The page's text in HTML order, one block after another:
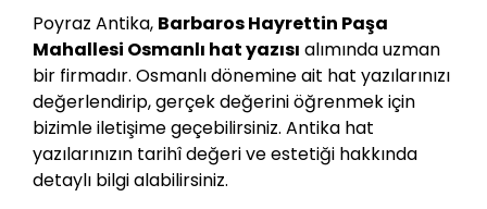
Poyraz Antika, Barbaros Hayrettin Paşa
Mahallesi Osmanlı hat yazısı alımında uzman
bir firmadır. Osmanlı dönemine ait hat yazılarınızı
değerlendirip, gerçek değerini öğrenmek için
bizimle iletişime geçebilirsiniz. Antika hat
yazılarınızın tarihî değeri ve estetiği hakkında
detaylı bilgi alabilirsiniz.